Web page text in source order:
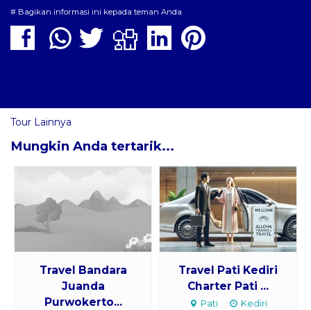
# Bagikan informasi ini kepada teman Anda
Tour Lainnya
Mungkin Anda tertarik...
Travel Bandara
Juanda
Purwokerto...
Travel Pati Kediri
Charter Pati ...
Pati Kediri